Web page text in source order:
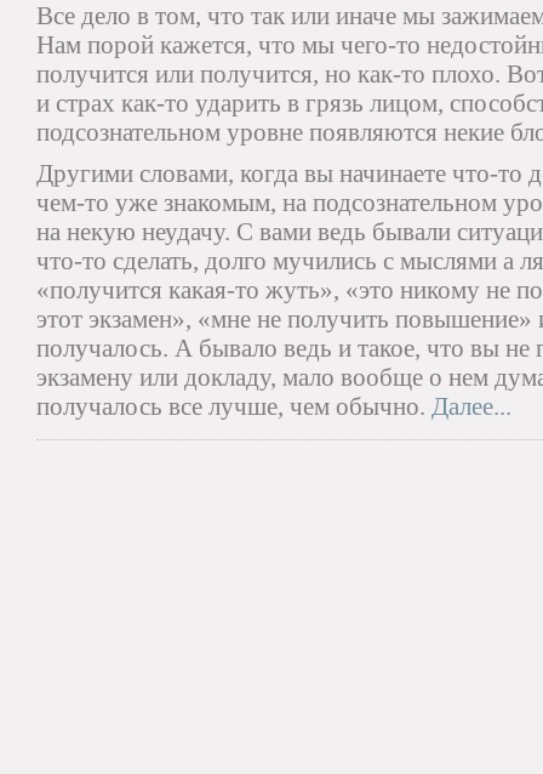
Все дело в том, что так или иначе мы
Нам порой кажется, что мы чего-то
получится или получится, но как-то плохо.
и страх как-то ударить в грязь лицом,
подсознательном уровне появляются некие
Другими словами, когда вы начинаете что-то
чем-то уже знакомым, на подсознательном
на некую неудачу. С вами ведь бывали
что-то сделать, долго мучились с мыслями а
«получится какая-то жуть», «это никому не
этот экзамен», «мне не получить повышение»
получалось. А бывало ведь и такое, что вы не
экзамену или докладу, мало вообще о нем
получалось все лучше, чем обычно. Далее...